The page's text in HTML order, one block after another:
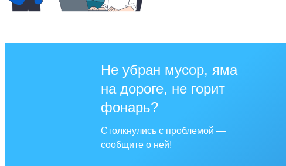
Не убран мусор, яма
на дороге, не горит
фонарь?
Столкнулись с проблемой —
сообщите о ней!